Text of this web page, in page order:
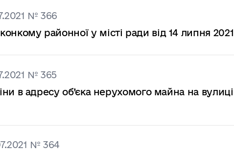
№ 366
районної у місті ради від 14 липня
№ 365
в адресу об’єка нерухомого майна на вулиці
№ 364